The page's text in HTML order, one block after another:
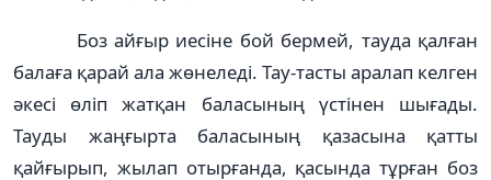
Боз айғыр иесіне бой бермей, тауда қалған
балаға қарай ала жөнеледі. Тау-тасты аралап келген
әкесі өліп жатқан баласының үстінен шығады.
Тауды жаңғырта баласының қазасына қатты
қайғырып, жылап отырғанда, қасында тұрған боз